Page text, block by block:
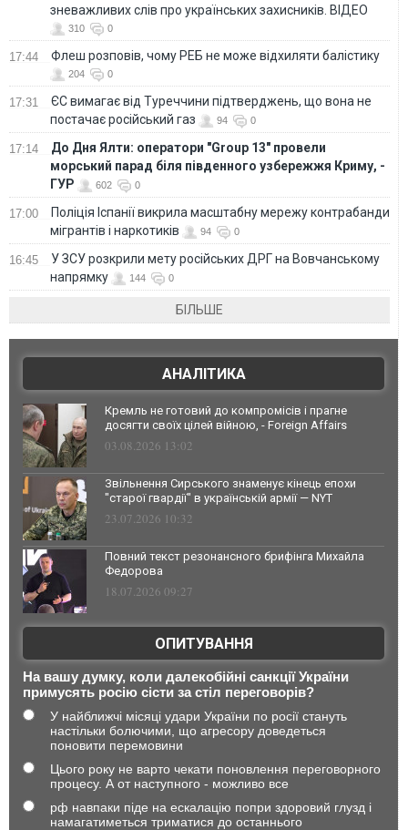
зневажливих слів про українських захисників. ВІДЕО
310 0
17:44 Флеш розповів, чому РЕБ не може відхиляти балістику
204 0
17:31
ЄС вимагає від Туреччини підтверджень, що вона не
постачає російський газ
94 0
17:14
До Дня Ялти: оператори "Group 13" провели
морський парад біля південного узбережжя Криму, -
ГУР
602 0
17:00
Поліція Іспанії викрила масштабну мережу контрабанди
мігрантів і наркотиків
94 0
16:45
У ЗСУ розкрили мету російських ДРГ на Вовчанському
напрямку
144 0
БІЛЬШЕ
АНАЛІТИКА
Кремль не готовий до компромісів і прагне
досягти своїх цілей війною, - Foreign Affairs
03.08.2026 13:02
Звільнення Сирського знаменує кінець епохи
"старої гвардії" в українській армії — NYT
23.07.2026 10:32
Повний текст резонансного брифінга Михайла
Федорова
18.07.2026 09:27
ОПИТУВАННЯ
На вашу думку, коли далекобійні санкції України
примусять росію сісти за стіл переговорів?
У найближчі місяці удари України по росії стануть
настільки болючими, що агресору доведеться
поновити перемовини
Цього року не варто чекати поновлення переговорного
процесу. А от наступного - можливо все
рф навпаки піде на ескалацію попри здоровий глузд і
намагатиметься триматися до останнього